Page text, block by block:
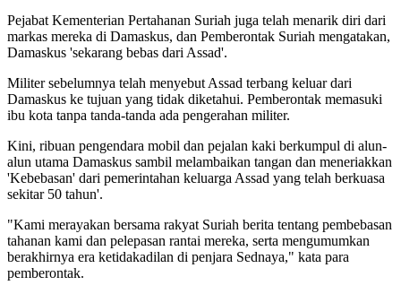
Pejabat Kementerian Pertahanan Suriah juga telah menarik diri dari
markas mereka di Damaskus, dan Pemberontak Suriah mengatakan,
Damaskus 'sekarang bebas dari Assad'.
Militer sebelumnya telah menyebut Assad terbang keluar dari
Damaskus ke tujuan yang tidak diketahui. Pemberontak memasuki
ibu kota tanpa tanda-tanda ada pengerahan militer.
Kini, ribuan pengendara mobil dan pejalan kaki berkumpul di alun-
alun utama Damaskus sambil melambaikan tangan dan meneriakkan
'Kebebasan' dari pemerintahan keluarga Assad yang telah berkuasa
sekitar 50 tahun'.
"Kami merayakan bersama rakyat Suriah berita tentang pembebasan
tahanan kami dan pelepasan rantai mereka, serta mengumumkan
berakhirnya era ketidakadilan di penjara Sednaya," kata para
pemberontak.